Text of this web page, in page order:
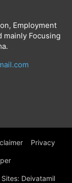
Employment
mainly Focusing
Privacy
Sites: Deivatamil